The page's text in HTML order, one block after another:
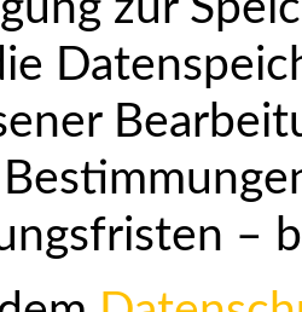
–